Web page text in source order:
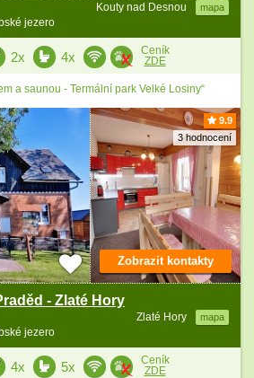
Kouty nad Desnou mapa
jezero
2x 4x
Ceník
ZDE
a saunou - Termální park Velké Losiny“
9.9
3 hodnocení
- Zlaté Hory
Zlaté Hory mapa
jezero
Zobrazit kontakty
4x 5x
Ceník
ZDE